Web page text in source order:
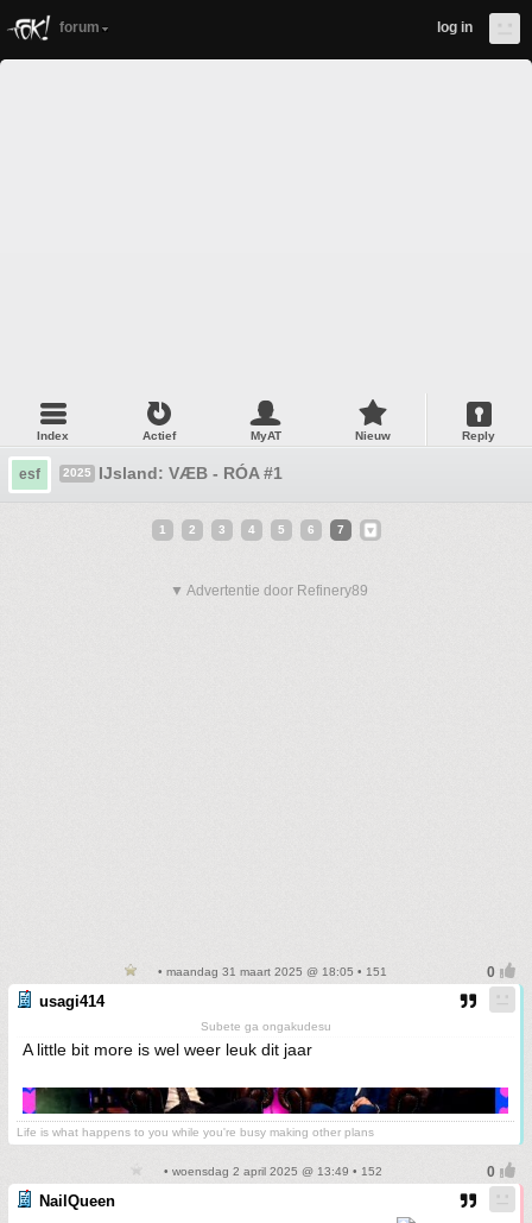
forum log in
Index Actief MyAT Nieuw Reply
esf 2025 IJsland: VÆB - RÓA #1
1 2 3 4 5 6 7
▼ Advertentie door Refinery89
• maandag 31 maart 2025 @ 18:05 • 151
usagi414
Subete ga ongakudesu
A little bit more is wel weer leuk dit jaar
Life is what happens to you while you're busy making other plans
• woensdag 2 april 2025 @ 13:49 • 152
NailQueen